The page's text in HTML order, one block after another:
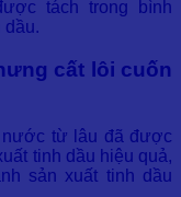
tách trong bình
dầu.
cất lôi cuốn
từ lâu đã được
tinh dầu hiệu quả,
sản xuất tinh dầu